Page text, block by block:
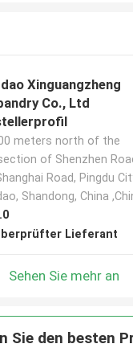
Xinguangzheng
Co., Ltd
meters north of the
of Shenzhen
Road, Pingdu
Shandong, China
Lieferant
Sehen Sie mehr an
Sie den besten